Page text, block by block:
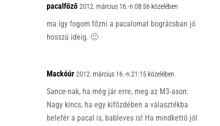
k
pacalfőző 2012. március 16.-n 08:56 közelében
ma így fogom főzni a pacalomat bográcsban jó
hosszú ideig. 🙂
Mackóúr 2012. március 16.-n 21:15 közelében
Sance-nak, ha még jár erre, meg az M3-ason:
Nagy kincs, ha egy kifőzdében a választékba
belefér a pacal is, bableves is! Ha mindkettő jól